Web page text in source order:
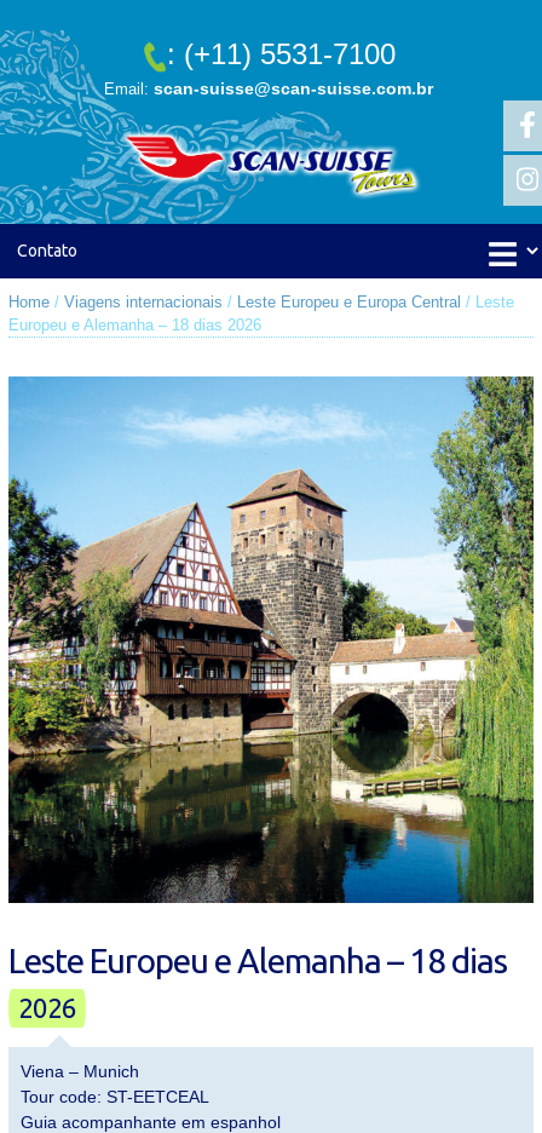
: (+11) 5531-7100
Email: scan-suisse@scan-suisse.com.br
Home/ Viagens internacionais / Leste Europeu e Europa Central / Leste
Europeu e Alemanha – 18 dias 2026
Leste Europeu e Alemanha – 18 dias
2026
Viena – Munich
Tour code: ST-EETCEAL
Guia acompanhante em espanhol